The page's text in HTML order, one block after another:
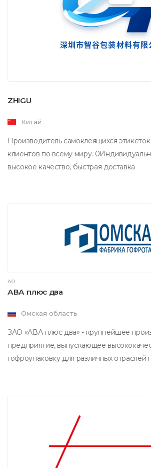
ZHIGU
Китай
Производитель самоклеящихся
клиентов по всему миру.
высокое качество, быстрая доставка
АО
АВА плюс два
Омская область
ЗАО «АВА плюс два» - крупнейшее
предприятие, выпускающее
гофроупаковку для различных